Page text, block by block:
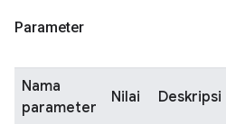
Parameter
Nama
parameter
Nilai Deskripsi